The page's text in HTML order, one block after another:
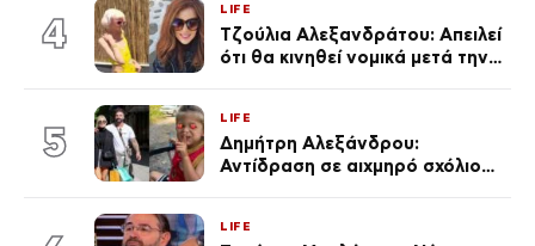
του Θεού»
4
LIFE
Τζούλια Αλεξανδράτου: Απειλεί
ότι θα κινηθεί νομικά μετά την
5
LIFE
Δημήτρη Αλεξάνδρου:
Αντίδραση σε αιχμηρό σχόλιο
LIFE